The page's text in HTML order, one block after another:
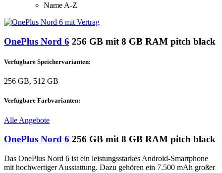
Name A-Z
OnePlus Nord 6 256 GB mit 8 GB RAM pitch black
Verfügbare Speichervarianten:
256 GB, 512 GB
Verfügbare Farbvarianten:
Alle Angebote
OnePlus Nord 6 256 GB mit 8 GB RAM pitch black
Das OnePlus Nord 6 ist ein leistungsstarkes Android-Smartphone
mit hochwertiger Ausstattung. Dazu gehören ein 7.500 mAh großer